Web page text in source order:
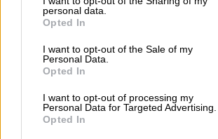
personal data.
Opted In
I want to opt-out of the Sale of my
Personal Data.
Opted In
I want to opt-out of processing my
Personal Data for Targeted Advertising.
Opted In
Βασιλείου Ζμπήτα
Β. Κόκκαλης: Μια ψηφιακή εφαρμογή δεν
σβήνει τις κυβερνητικές ευθύνες – Το
σκάνδαλο των βοσκοτόπων συνεχίζεται!